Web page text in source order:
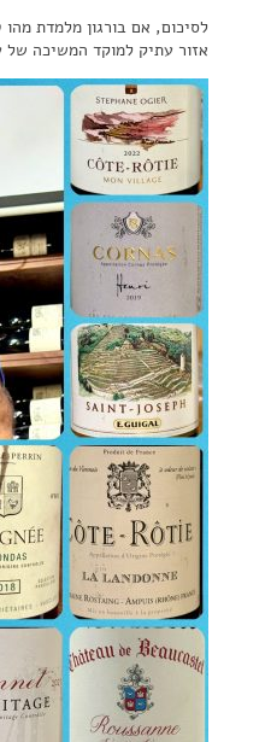
לסיכום, אם בורגון מלמדת
אזור עתיק למוקד המשיכה של